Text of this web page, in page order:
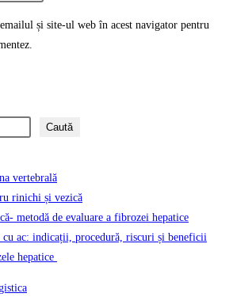
și site-ul web în acest navigator pentru
Caută
vertebrală
rinichi și vezică
metodă de evaluare a fibrozei hepatice
cu ac: indicații, procedură, riscuri și beneficii
hepatice